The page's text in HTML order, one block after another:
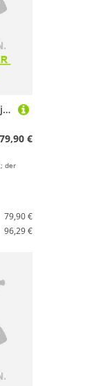
Aqua Marina KP4 Fiberglas Kajak Doppelpaddel 224234 cm Kajak Kanu
79,90 €
der
79,90 €
96,29 €